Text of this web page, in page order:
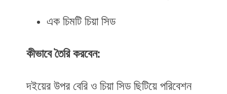
এক চিমটি চিয়া সিড
কীভাবে তৈরি করবেন:
দইয়ের উপর বেরি ও চিয়া সিড ছিটিয়ে পরিবেশন